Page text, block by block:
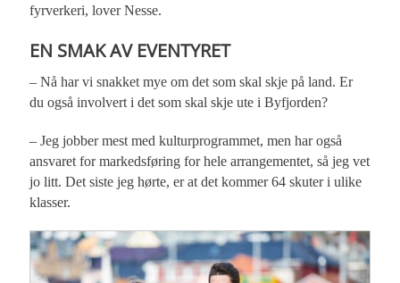
fyrverkeri, lover Nesse.
EN SMAK AV EVENTYRET
– Nå har vi snakket mye om det som skal skje på land. Er
du også involvert i det som skal skje ute i Byfjorden?
– Jeg jobber mest med kulturprogrammet, men har også
ansvaret for markedsføring for hele arrangementet, så jeg vet
jo litt. Det siste jeg hørte, er at det kommer 64 skuter i ulike
klasser.